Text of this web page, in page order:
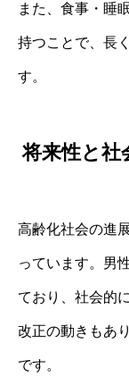
また、食事・睡
持つことで、長
す。
将来性と社
高齢化社会の進
っています。男
ており、社会的
改正の動きもあ
です。